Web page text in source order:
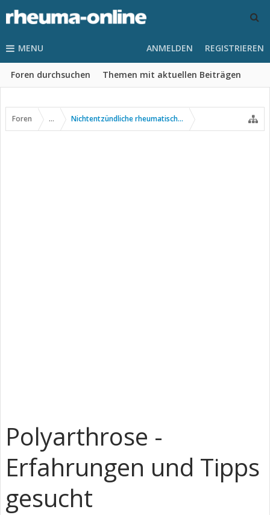
MENU
Foren durchsuchen Themen mit aktuellen Beiträgen
ANMELDEN REGISTRIEREN
Foren ... Nichtentzündliche rheumatische Erkrankungen
Polyarthrose -
Erfahrungen und Tipps
gesucht